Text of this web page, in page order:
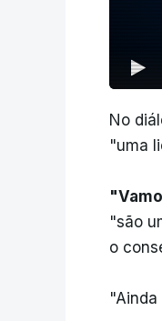
No
"uma
"são
o